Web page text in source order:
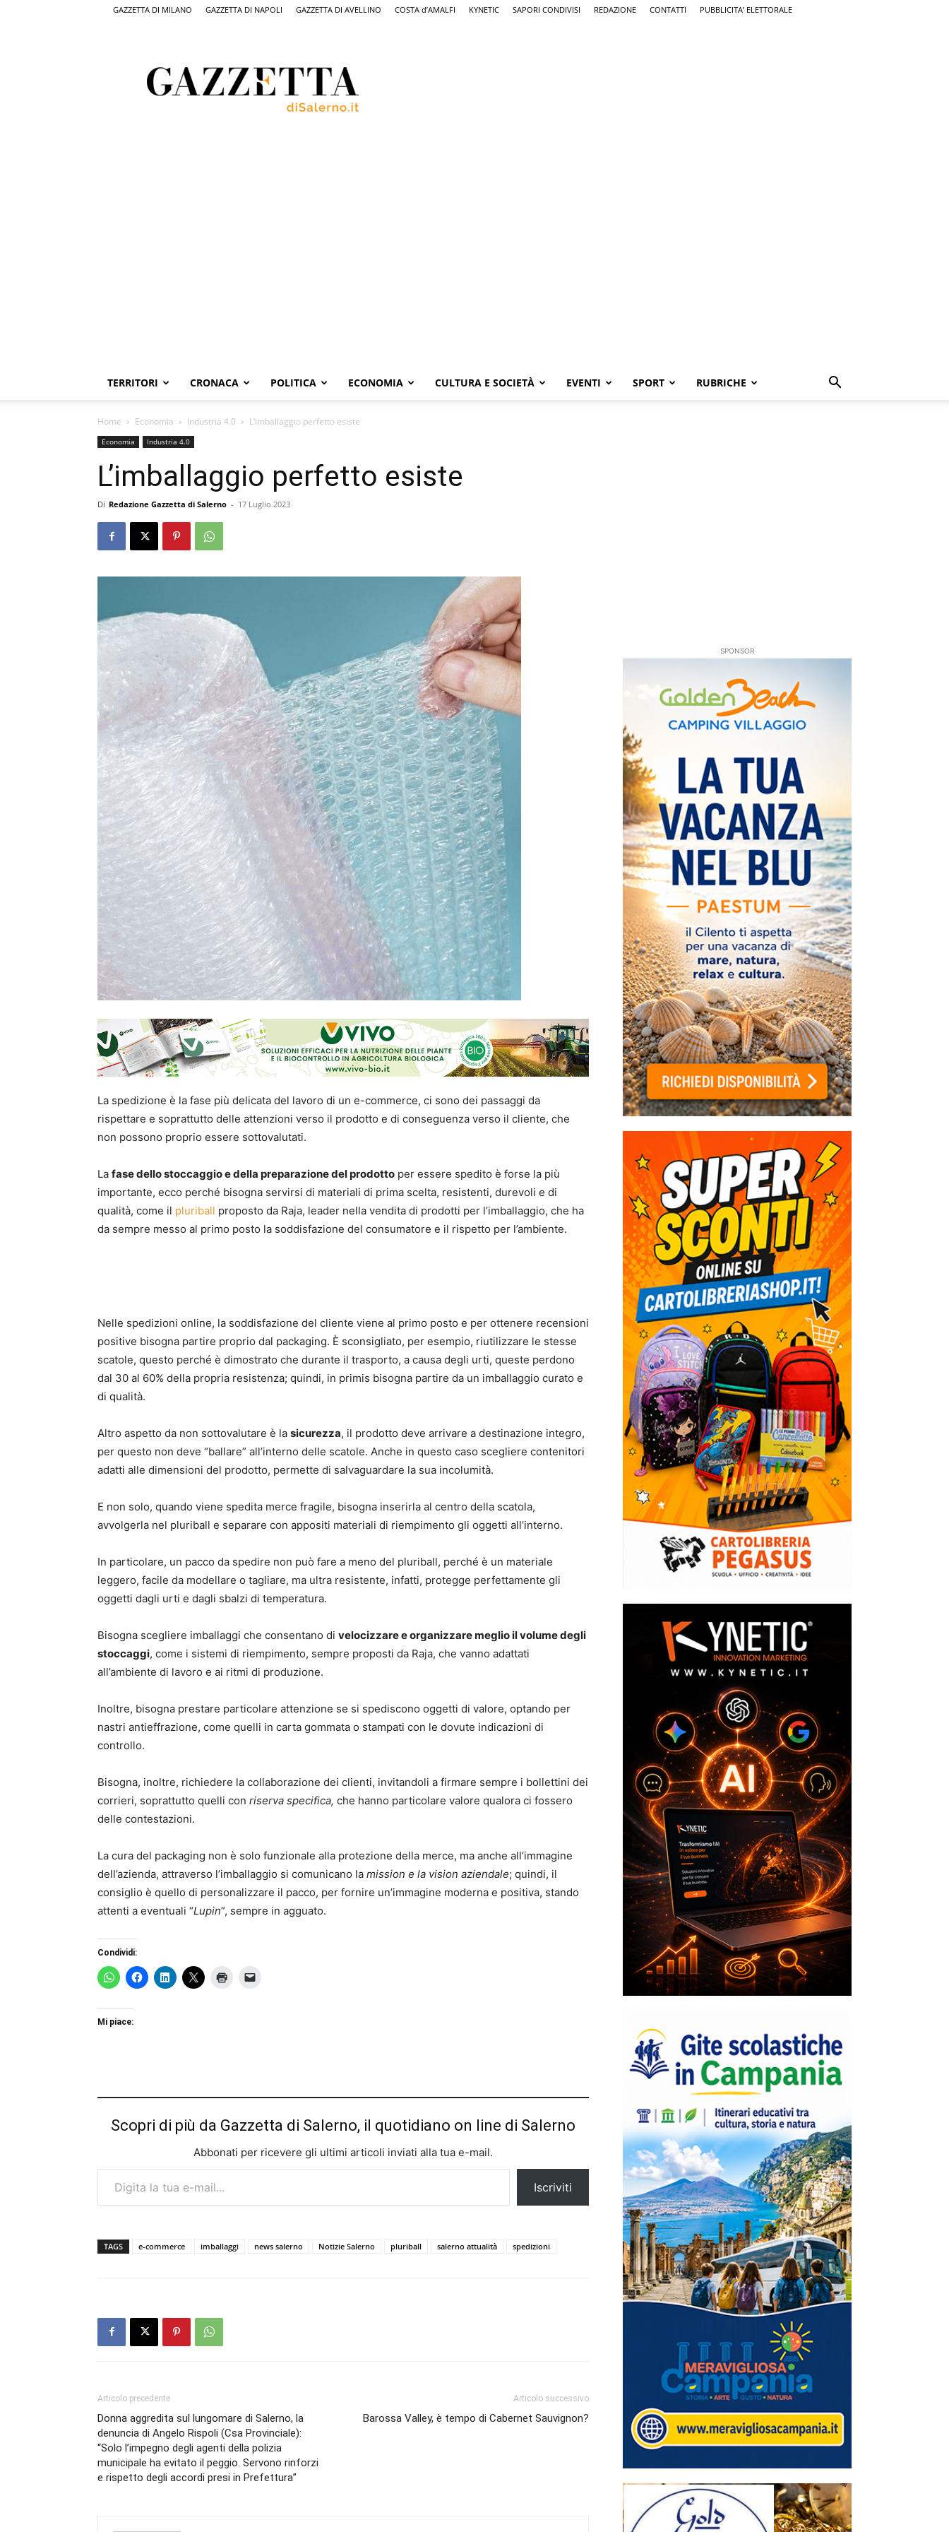
GAZZETTA DI MILANO GAZZETTA DI NAPOLI GAZZETTA DI AVELLINO COSTA d’AMALFI KYNETIC SAPORI CONDIVISI REDAZIONE CONTATTI PUBBLICITA’ ELETTORALE
Salerno,
il
quotidiano
TERRITORI CRONACA POLITICA ECONOMIA CULTURA E SOCIETÀ EVENTI SPORT RUBRICHE
Home Economia Industria 4.0 L’imballaggio perfetto esiste
Economia Industria 4.0
L’imballaggio perfetto esiste
Di Redazione Gazzetta di Salerno - 17 Luglio 2023
La spedizione è la fase più delicata del lavoro di un e-commerce, ci sono dei passaggi da
rispettare e soprattutto delle attenzioni verso il prodotto e di conseguenza verso il cliente, che
non possono proprio essere sottovalutati.
La fase dello stoccaggio e della preparazione del prodotto per essere spedito è forse la più
importante, ecco perché bisogna servirsi di materiali di prima scelta, resistenti, durevoli e di
qualità, come il pluriball proposto da Raja, leader nella vendita di prodotti per l’imballaggio, che ha
da sempre messo al primo posto la soddisfazione del consumatore e il rispetto per l’ambiente.
Nelle spedizioni online, la soddisfazione del cliente viene al primo posto e per ottenere recensioni
positive bisogna partire proprio dal packaging. È sconsigliato, per esempio, riutilizzare le stesse
scatole, questo perché è dimostrato che durante il trasporto, a causa degli urti, queste perdono
dal 30 al 60% della propria resistenza; quindi, in primis bisogna partire da un imballaggio curato e
di qualità.
Altro aspetto da non sottovalutare è la sicurezza, il prodotto deve arrivare a destinazione integro,
per questo non deve “ballare” all’interno delle scatole. Anche in questo caso scegliere contenitori
adatti alle dimensioni del prodotto, permette di salvaguardare la sua incolumità.
E non solo, quando viene spedita merce fragile, bisogna inserirla al centro della scatola,
avvolgerla nel pluriball e separare con appositi materiali di riempimento gli oggetti all’interno.
In particolare, un pacco da spedire non può fare a meno del pluriball, perché è un materiale
leggero, facile da modellare o tagliare, ma ultra resistente, infatti, protegge perfettamente gli
oggetti dagli urti e dagli sbalzi di temperatura.
Bisogna scegliere imballaggi che consentano di velocizzare e organizzare meglio il volume degli
stoccaggi, come i sistemi di riempimento, sempre proposti da Raja, che vanno adattati
all’ambiente di lavoro e ai ritmi di produzione.
Inoltre, bisogna prestare particolare attenzione se si spediscono oggetti di valore, optando per
nastri antieffrazione, come quelli in carta gommata o stampati con le dovute indicazioni di
controllo.
Bisogna, inoltre, richiedere la collaborazione dei clienti, invitandoli a firmare sempre i bollettini dei
corrieri, soprattutto quelli con riserva specifica, che hanno particolare valore qualora ci fossero
delle contestazioni.
La cura del packaging non è solo funzionale alla protezione della merce, ma anche all’immagine
dell’azienda, attraverso l’imballaggio si comunicano la mission e la vision aziendale; quindi, il
consiglio è quello di personalizzare il pacco, per fornire un’immagine moderna e positiva, stando
attenti a eventuali “Lupin”, sempre in agguato.
Condividi:
Mi piace:
Scopri di più da Gazzetta di Salerno, il quotidiano on line di Salerno
Abbonati per ricevere gli ultimi articoli inviati alla tua e-mail.
Digita la tua e-mail...
Iscriviti
TAGS e-commerce imballaggi news salerno Notizie Salerno pluriball salerno attualità spedizioni
Articolo precedente
Donna aggredita sul lungomare di Salerno, la
denuncia di Angelo Rispoli (Csa Provinciale):
“Solo l’impegno degli agenti della polizia
municipale ha evitato il peggio. Servono rinforzi
e rispetto degli accordi presi in Prefettura”
Articolo successivo
Barossa Valley, è tempo di Cabernet Sauvignon?
SPONSOR